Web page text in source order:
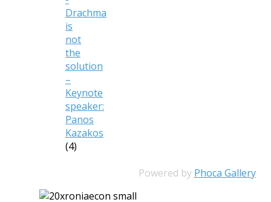
Drachma
is
not
the
solution
–
Keynote
speaker:
Panos
Kazakos
(4)
Powered by Phoca Gallery